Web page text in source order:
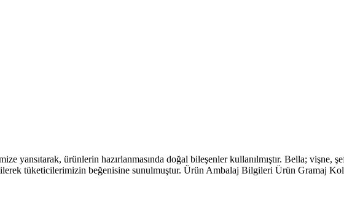
ürünlerin hazırlanmasında doğal bileşenler kullanılmıştır. Bella; vişne,
tüketicilerimizin beğenisine sunulmuştur. Ürün Ambalaj Bilgileri Ürün Gramaj